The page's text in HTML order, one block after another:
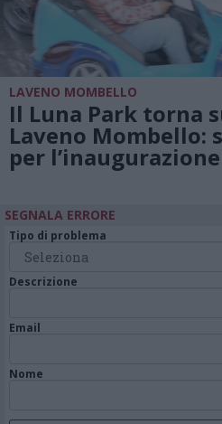
LAVENO MOMBELLO
Il Luna Park torna
Laveno Mombello:
per l’inaugurazione
SEGNALA ERRORE
Tipo di problema
Descrizione
Email
Nome